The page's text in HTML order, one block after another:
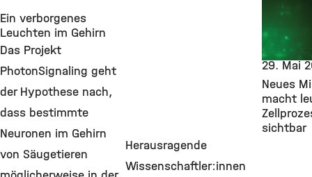
Ein verborgenes
Leuchten im Gehirn
Das Projekt
PhotonSignaling geht
der Hypothese nach,
dass bestimmte
Neuronen im Gehirn
von Säugetieren
Findings,
Pioneer
29. Mai
Neues
macht
sichtbar
Herausragende
Wissenschaftler:innen